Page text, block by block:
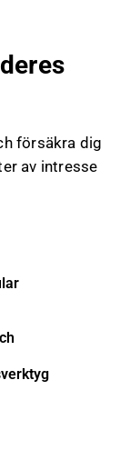
försäkra dig
av intresse